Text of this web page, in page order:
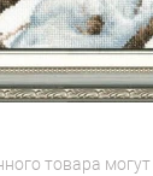
товара